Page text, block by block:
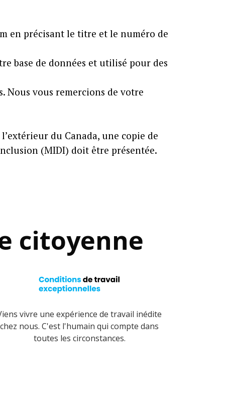
en précisant le titre et le numéro de
base de données et utilisé pour des
Nous vous remercions de votre
du Canada, une copie de
(MIDI) doit être présentée.
citoyenne
vivre une expérience de travail inédite
chez nous. C'est l'humain qui compte dans
toutes les circonstances.